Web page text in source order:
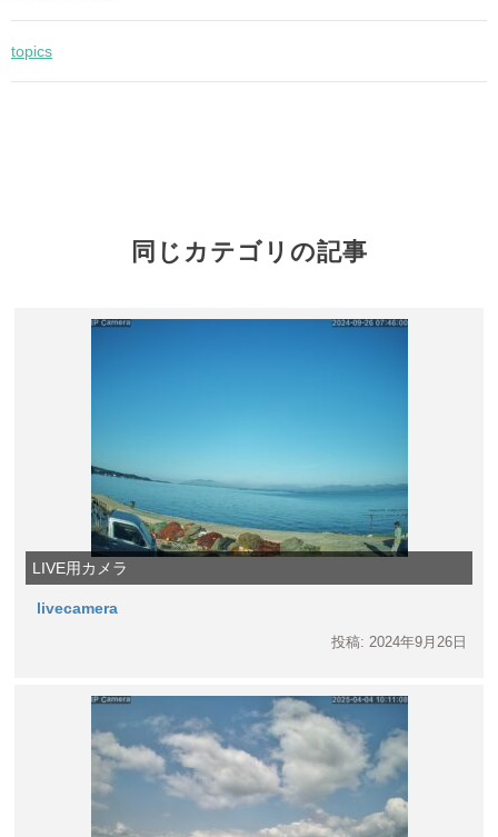
topics
同じカテゴリの記事
LIVE用カメラ
livecamera
投稿: 2024年9月26日